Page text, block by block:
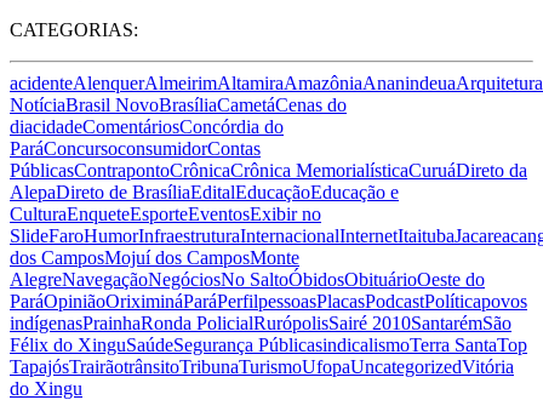
CATEGORIAS:
acidenteAlenquerAlmeirimAltamiraAmazôniaAnanindeuaArquitetura
NotíciaBrasil NovoBrasíliaCametáCenas do
diacidadeComentáriosConcórdia do
ParáConcursoconsumidorContas
PúblicasContrapontoCrônicaCrônica MemorialísticaCuruáDireto da
AlepaDireto de BrasíliaEditalEducaçãoEducação e
CulturaEnqueteEsporteEventosExibir no
SlideFaroHumorInfraestruturaInternacionalInternetItaituba
dos CamposMojuí dos CamposMonte
AlegreNavegaçãoNegóciosNo SaltoÓbidosObituárioOeste do
ParáOpiniãoOriximináParáPerfilpessoasPlacasPodcastPolíticapovos
indígenasPrainhaRonda PolicialRurópolisSairé 2010SantarémSão
Félix do XinguSaúdeSegurança PúblicasindicalismoTerra SantaTop
TapajósTrairãotrânsitoTribunaTurismoUfopaUncategorizedVitória
do Xingu